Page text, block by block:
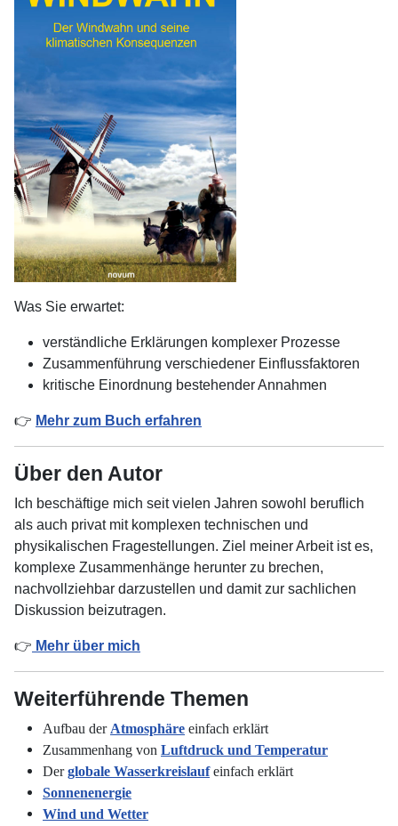
Was Sie erwartet:
verständliche Erklärungen komplexer Prozesse
Zusammenführung verschiedener Einflussfaktoren
kritische Einordnung bestehender Annahmen
👉 Mehr zum Buch erfahren
Über den Autor
Ich beschäftige mich seit vielen Jahren sowohl beruflich
als auch privat mit komplexen technischen und
physikalischen Fragestellungen. Ziel meiner Arbeit ist es,
komplexe Zusammenhänge herunter zu brechen,
nachvollziehbar darzustellen und damit zur sachlichen
Diskussion beizutragen.
👉 Mehr über mich
Weiterführende Themen
Aufbau der Atmosphäre einfach erklärt
Zusammenhang von Luftdruck und Temperatur
Derglobale Wasserkreislaufeinfach erklärt
Sonnenenergie
Wind und Wetter